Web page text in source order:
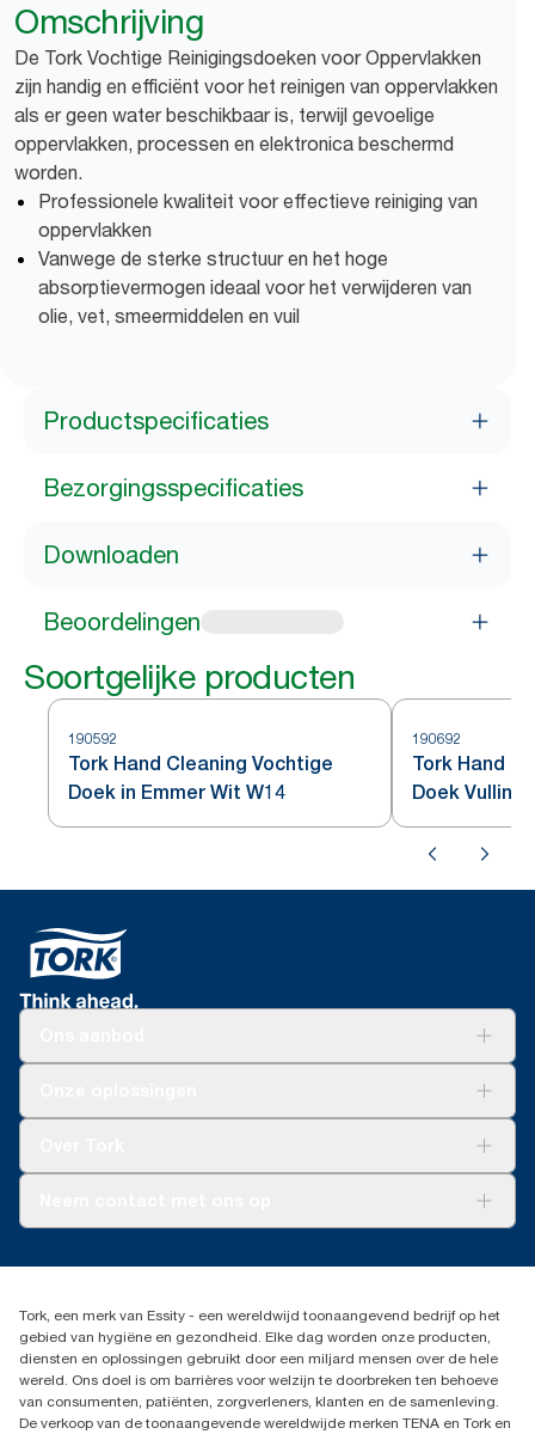
Omschrijving
De Tork Vochtige Reinigingsdoeken voor Oppervlakken
zijn handig en efficiënt voor het reinigen van oppervlakken
als er geen water beschikbaar is, terwijl gevoelige
oppervlakken, processen en elektronica beschermd
worden.
Professionele kwaliteit voor effectieve reiniging van
oppervlakken
Vanwege de sterke structuur en het hoge
absorptievermogen ideaal voor het verwijderen van
olie, vet, smeermiddelen en vuil
Productspecificaties
Bezorgingsspecificaties
Downloaden
Beoordelingen
Soortgelijke producten
190592
Tork Hand Cleaning Vochtige
Doek in Emmer Wit W14
190692
Tork Hand
Doek Vulling
Productklacht
Dispenserklacht
030 - 698 46 66
Essity Netherlands B.V.
Arnhemse Bovenweg 120
3708 AH ZEIST
Nederland
Tork, een merk van Essity - een wereldwijd toonaangevend bedrijf op het
gebied van hygiëne en gezondheid. Elke dag worden onze producten,
diensten en oplossingen gebruikt door een miljard mensen over de hele
wereld. Ons doel is om barrières voor welzijn te doorbreken ten behoeve
van consumenten, patiënten, zorgverleners, klanten en de samenleving.
De verkoop van de toonaangevende wereldwijde merken TENA en Tork en